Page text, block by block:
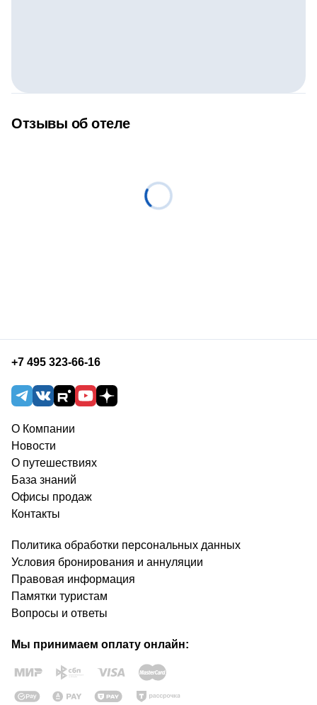
Отзывы об отеле
+7 495 323-66-16
О Компании
Новости
О путешествиях
База знаний
Офисы продаж
Контакты
Политика обработки персональных данных
Условия бронирования и аннуляции
Правовая информация
Памятки туристам
Вопросы и ответы
Мы принимаем оплату онлайн: